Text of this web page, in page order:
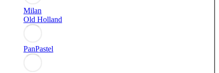
Milan
Old Holland
PanPastel